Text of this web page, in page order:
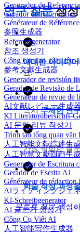
Generador de
Gerador de Referências
Générateur de
参照生成器
Referenzgenerator
참조 생성기
Công Cụ Tạo Tài Liệu
參考文獻生成器
Generador de revisión
Gerador de Revisão de
Générateur de revue de
AI文献レビュー生成
KI Literaturübersichts-
AI 문헌 리뷰 작성기
Trình tạo tổng quan văn
人工智能文献综述生
人工智慧文獻回顧生
Generador de Escritura
Gerador de Escrita AI
Générateur de rédaction
AIライティングジェ
KI-Schreibgenerator
AI 글쓰기 생성기
Công Cụ Viết AI
人工智能写作生成器
연구 질문생성
애매한 아이디
요.
즉시무제한 연
가장 적합한 질
학술 작성 과정
무료로 질문 생성하